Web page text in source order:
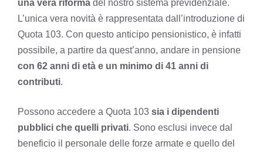
una vera riforma del nostro sistema previdenziale.
L’unica vera novità è rappresentata dall’introduzione di
Quota 103. Con questo anticipo pensionistico, è infatti
possibile, a partire da quest’anno, andare in pensione
con 62 anni di età e un minimo di 41 anni di
contributi.
Possono accedere a Quota 103 sia i dipendenti
pubblici che quelli privati. Sono esclusi invece dal
beneficio il personale delle forze armate e quello del